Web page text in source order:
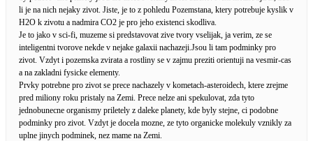
li je na nich nejaky zivot. Jiste, je to z pohledu Pozemstana, ktery potrebuje kyslik v
H2O k zivotu a nadmira CO2 je pro jeho existenci skodliva.
Je to jako v sci-fi, muzeme si predstavovat zive tvory vselijak, ja verim, ze se
inteligentni tvorove nekde v nejake galaxii nachazeji.Jsou li tam podminky pro
zivot. Vzdyt i pozemska zvirata a rostliny se v zajmu preziti orientuji na vesmir-cas
a na zakladni fysicke elementy.
Prvky potrebne pro zivot se prece nachazely v kometach-asteroidech, ktere zrejme
pred miliony roku pristaly na Zemi. Prece nelze ani spekulovat, zda tyto
jednobunecne organismy priletely z daleke planety, kde byly stejne, ci podobne
podminky pro zivot. Vzdyt je docela mozne, ze tyto organicke molekuly vznikly za
uplne jinych podminek, nez mame na Zemi.